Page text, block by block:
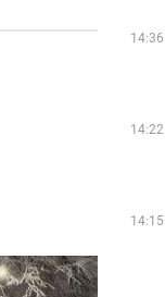
14:36
14:22
14:15